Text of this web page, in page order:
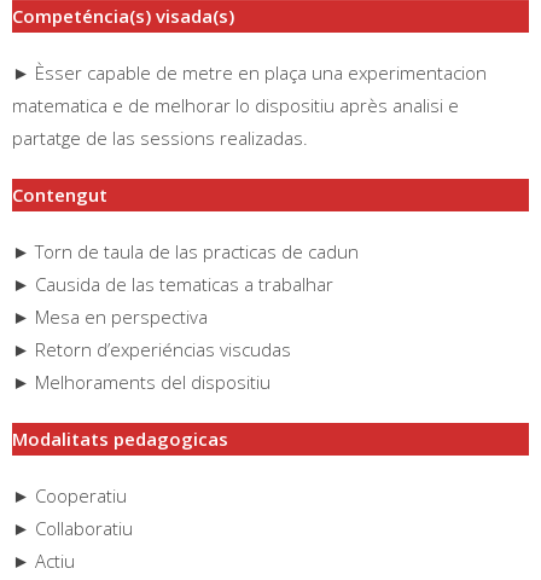
Competéncia(s) visada(s)
► Èsser capable de metre en plaça una experimentacion
matematica e de melhorar lo dispositiu après analisi e
partatge de las sessions realizadas.
Contengut
► Torn de taula de las practicas de cadun
► Causida de las tematicas a trabalhar
► Mesa en perspectiva
► Retorn d’experiéncias viscudas
► Melhoraments del dispositiu
Modalitats pedagogicas
► Cooperatiu
► Collaboratiu
► Actiu